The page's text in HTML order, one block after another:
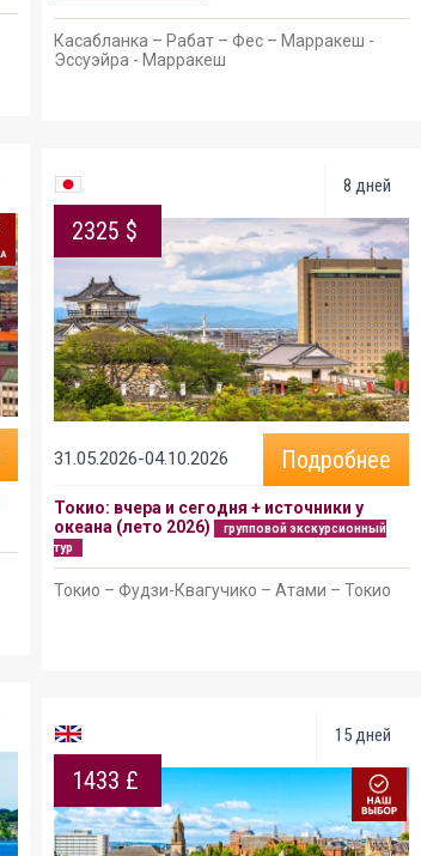
Касабланка – Рабат – Фес – Марракеш -
Эссуэйра - Марракеш
8 дней
2325 $
31.05.2026-04.10.2026 Подробнее
Токио: вчера и сегодня + источники у
океана (лето 2026)
групповой экскурсионный
тур
Токио – Фудзи-Квагучико – Атами – Токио
15 дней
1433 £